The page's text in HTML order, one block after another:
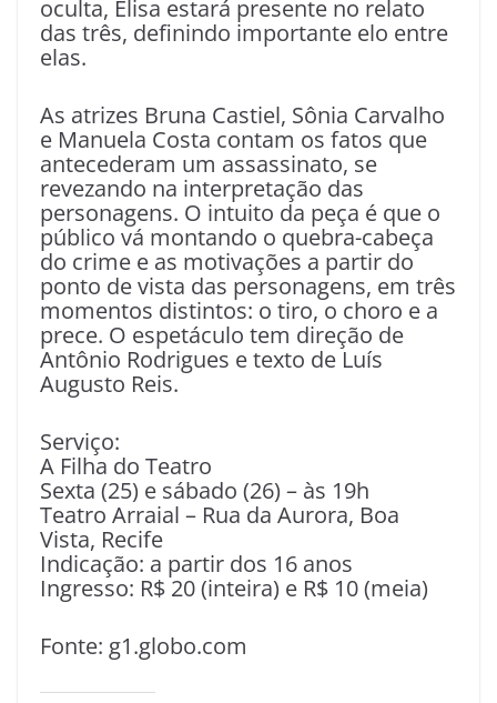
oculta, Elisa estará presente no relato
das três, definindo importante elo entre
elas.
As atrizes Bruna Castiel, Sônia Carvalho
e Manuela Costa contam os fatos que
antecederam um assassinato, se
revezando na interpretação das
personagens. O intuito da peça é que o
público vá montando o quebra-cabeça
do crime e as motivações a partir do
ponto de vista das personagens, em três
momentos distintos: o tiro, o choro e a
prece. O espetáculo tem direção de
Antônio Rodrigues e texto de Luís
Augusto Reis.
Serviço:
A Filha do Teatro
Sexta (25) e sábado (26) – às 19h
Teatro Arraial – Rua da Aurora, Boa
Vista, Recife
Indicação: a partir dos 16 anos
Ingresso: R$ 20 (inteira) e R$ 10 (meia)
Fonte: g1.globo.com